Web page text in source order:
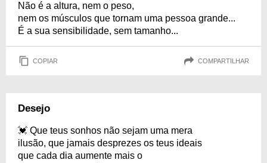
Não é a altura, nem o peso,
nem os músculos que tornam uma pessoa grande...
É a sua sensibilidade, sem tamanho...
COPIAR COMPARTILHAR
Desejo
💓 Que teus sonhos não sejam uma mera
ilusão, que jamais desprezes os teus ideais
que cada dia aumente mais o